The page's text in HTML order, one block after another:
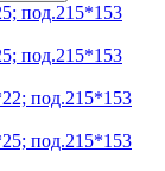
под.215*153
под.215*153
под.215*153
под.215*153